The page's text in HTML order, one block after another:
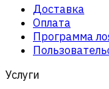
Доставка
Оплата
Программа
Услуги